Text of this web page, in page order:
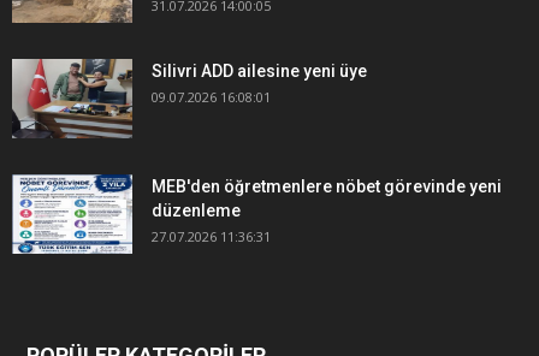
31.07.2026 14:00:05
Silivri ADD ailesine yeni üye
09.07.2026 16:08:01
MEB'den öğretmenlere nöbet görevinde yeni
düzenleme
27.07.2026 11:36:31